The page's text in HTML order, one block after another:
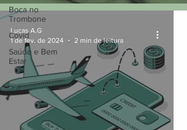
Boca no
Trombone
Covid
Saúde e Bem
Estar
Cálculos
Lucas A.G
1 de fev. de 2024
2 min de leitura